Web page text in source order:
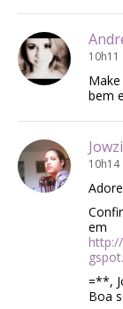
10h11
bem
10h14
em
=**,
Boa